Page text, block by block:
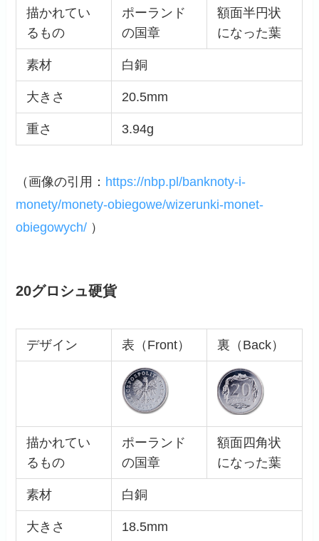
描かれてい
るもの
ポーランド
の国章
額面半円状
になった葉
素材 白銅
大きさ 20.5mm
重さ 3.94g
（画像の引用： https://nbp.pl/banknoty-i-
monety/monety-obiegowe/wizerunki-monet-
obiegowych/ ）
20グロシュ硬貨
デザイン 表（Front） 裏（Back）
描かれてい
るもの
ポーランド
の国章
額面四角状
になった葉
素材 白銅
大きさ 18.5mm